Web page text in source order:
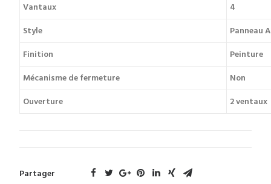
Vantaux
4
Style
Panneau A
Finition
Peinture
Mécanisme de fermeture
Non
Ouverture
2 ventaux
Partager